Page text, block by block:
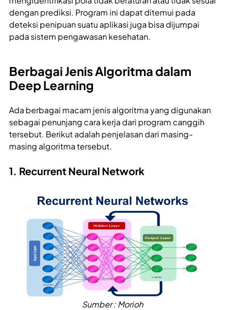
dengan prediksi. Program ini dapat ditemui pada
deteksi penipuan suatu aplikasi juga bisa dijumpai
pada sistem pengawasan kesehatan.
Berbagai Jenis Algoritma dalam
Deep Learning
Ada berbagai macam jenis algoritma yang digunakan
sebagai penunjang cara kerja dari program canggih
tersebut. Berikut adalah penjelasan dari masing-
masing algoritma tersebut.
1. Recurrent Neural Network
Sumber : Morioh